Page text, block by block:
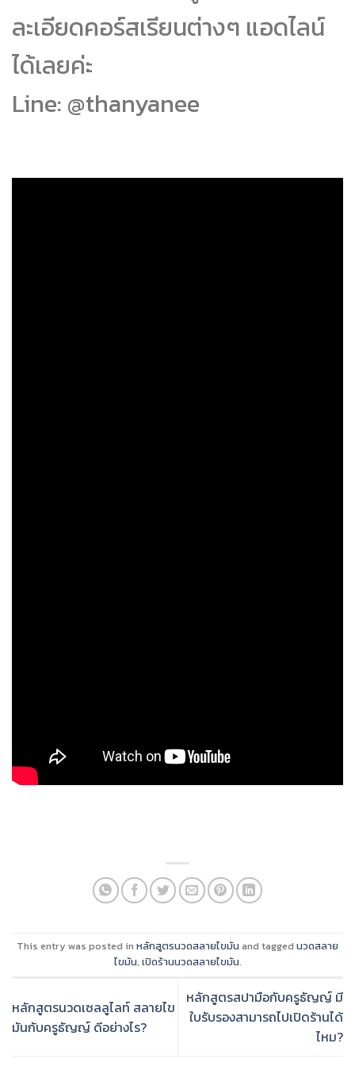
ละเอียดคอร์สเรียนต่างๆ แอดไลน์
ได้เลยค่ะ
Line: @thanyanee
This entry was posted in หลักสูตรนวดสลายไขมัน and tagged นวดสลาย
ไขมัน, เปิดร้านนวดสลายไขมัน.
หลักสูตรนวดเซลลูไลท์ สลายไข
มันกับครูธัญญ์ ดีอย่างไร?
หลักสูตรสปามือกับครูธัญญ์ มี
ใบรับรองสามารถไปเปิดร้านได้
ไหม?